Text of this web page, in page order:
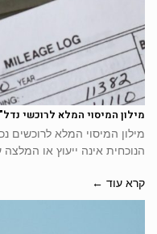
מילון המיסוי המלא לרוכשי
מילון המיסוי המלא לרוכשים
הנוכחית אינה ייעוץ או
קרא עוד ←